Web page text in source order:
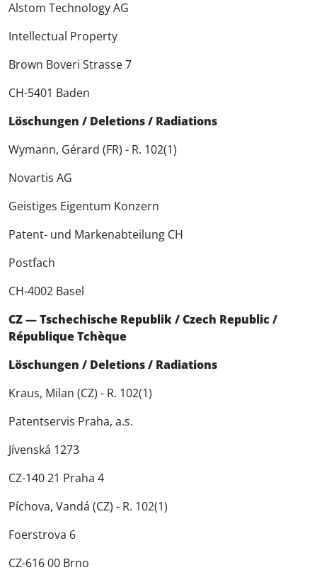
Alstom Technology AG
Intellectual Property
Brown Boveri Strasse 7
CH-5401 Baden
Löschungen / Deletions / Radiations
Wymann, Gérard (FR) - R. 102(1)
Novartis AG
Geistiges Eigentum Konzern
Patent- und Markenabteilung CH
Postfach
CH-4002 Basel
CZ — Tschechische Republik / Czech Republic /
République Tchèque
Löschungen / Deletions / Radiations
Kraus, Milan (CZ) - R. 102(1)
Patentservis Praha, a.s.
Jívenská 1273
CZ-140 21 Praha 4
Píchova, Vandá (CZ) - R. 102(1)
Foerstrova 6
CZ-616 00 Brno